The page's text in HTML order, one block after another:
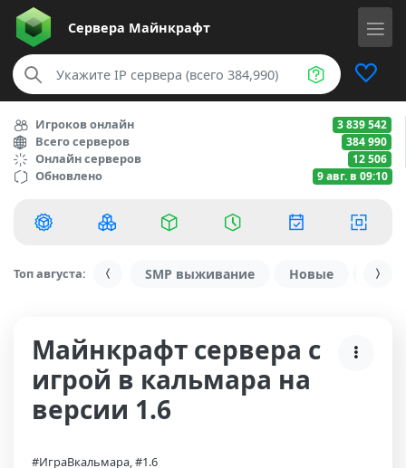
Сервера Майнкрафт
Игроков онлайн 3 839 542
Всего серверов 384 990
Онлайн серверов 12 506
Обновлено 9 авг. в 09:10
Топ августа: SMP выживание Новые С
Майнкрафт сервера с
игрой в кальмара на
версии 1.6
#ИграВкальмара, #1.6